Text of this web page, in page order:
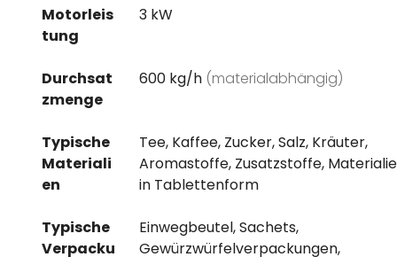
Motorleis
tung
3 kW
Durchsat
zmenge
600 kg/h (materialabhängig)
Typische
Materiali
en
Tee, Kaffee, Zucker, Salz, Kräuter,
Aromastoffe, Zusatzstoffe,
in Tablettenform
Typische
Verpacku
Einwegbeutel, Sachets,
Gewürzwürfelverpackungen,